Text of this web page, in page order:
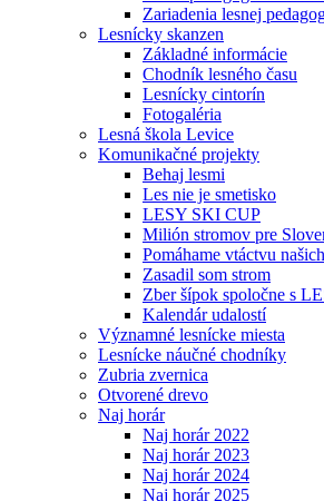
Zariadenia lesnej
Lesnícky skanzen
Základné informácie
Chodník lesného času
Lesnícky cintorín
Fotogaléria
Lesná škola Levice
Komunikačné projekty
Behaj lesmi
Les nie je smetisko
LESY SKI CUP
Milión stromov pre
Pomáhame vtáctvu
Zasadil som strom
Zber šípok spoločne s
Kalendár udalostí
Významné lesnícke miesta
Lesnícke náučné chodníky
Zubria zvernica
Otvorené drevo
Naj horár
Naj horár 2022
Naj horár 2023
Naj horár 2024
Naj horár 2025